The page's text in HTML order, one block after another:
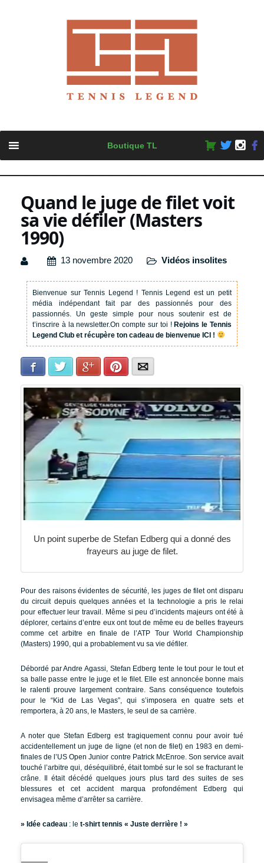
content
Boutique TL
Quand le juge de filet voit
sa vie défiler (Masters
1990)
13 novembre 2020 Vidéos insolites
Bienvenue sur Tennis Legend ! Tennis Legend est un petit
média indépendant fait par des passionnés pour des
passionnés. Un geste simple pour nous soutenir est de
t’inscrire à la newsletter.On compte sur toi !Rejoins le Tennis
Legend Club et récupère ton cadeau de bienvenue ICI !
Facebook Twitter Google+Pinterest
Un point superbe de Stefan Edberg qui a donné des
frayeurs au juge de filet.
Pour des raisons évidentes de sécurité, les juges de filet ont disparu
du circuit depuis quelques années et la technologie a pris le relai
pour effectuer leur travail. Même si peu d’incidents majeurs ont été à
déplorer, certains d’entre eux ont tout de même eu de belles frayeurs
comme cet arbitre en finale de l’ATP Tour World Championship
(Masters) 1990, qui a probablement vu sa vie défiler.
Débordé par Andre Agassi, Stefan Edberg tente le tout pour le tout et
sa balle passe entre le juge et le filet. Elle est annoncée bonne mais
le ralenti prouve largement contraire. Sans conséquence toutefois
pour le “Kid de Las Vegas”, qui s’imposera en quatre sets et
remportera, à 20 ans, le Masters, le seul de sa carrière.
A noter que Stefan Edberg est tragiquement connu pour avoir tué
accidentellement un juge de ligne (et non de filet) en 1983 en demi-
finales de l’US Open Junior contre Patrick McEnroe. Son service avait
touché l’arbitre qui, déséquilibré, était tombé sur le sol se fracturant le
crâne. Il était décédé quelques jours plus tard des suites de ses
blessures et cet accident marqua profondément Edberg qui
envisagea même d’arrêter sa carrière.
» Idée cadeau : le t-shirt tennis « Juste derrière ! »